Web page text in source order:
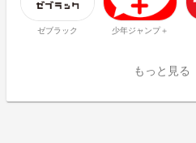
ゼブラック 少年ジャンプ＋